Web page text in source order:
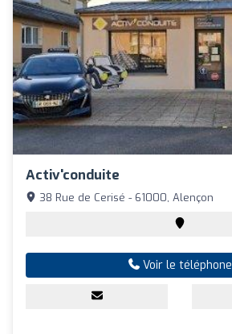
Activ'conduite
38 Rue de Cerisé - 61000, Alençon
Voir le téléphone